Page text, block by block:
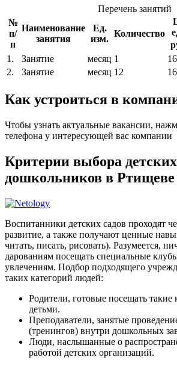
Перечень занятий
№
п/
п
Наименование
занятия
Ед.
изм.
Количество
1.
Занятие месяц 1
2.
Занятие месяц 12
Как устроиться в
Чтобы узнать актуальные вакансии,
телефона у интересующей вас компании
Критерии выбора
дошкольников в Ртищеве
Воспитанники детских садов проходят
развитие, а также получают ценные
читать, писать, рисовать). Разумеется,
дарованиям посещать специальные
увлечениям. Подбор подходящего
таких категорий людей:
Родители, готовые посещать такие
детьми.
Преподаватели, занятые
(тренингов) внутри дошкольных
Люди, наслышанные о
работой детских организаций.